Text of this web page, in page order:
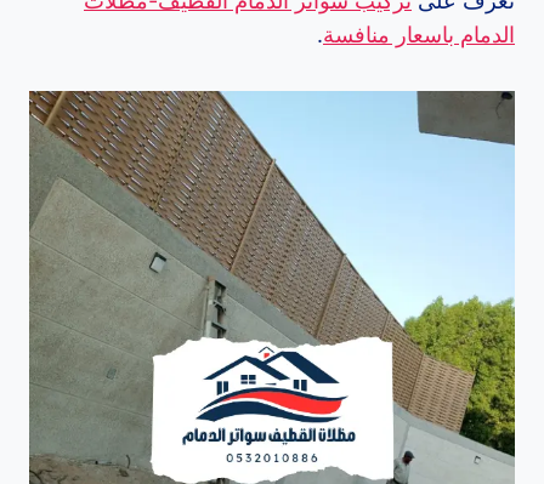
الدمام باسعار منافسة.